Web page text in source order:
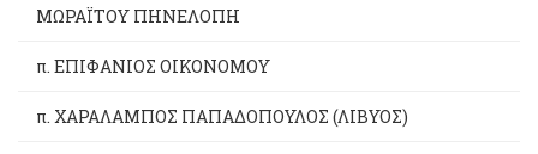
ΜΩΡΑΪΤΟΥ ΠΗΝΕΛΟΠΗ
π. ΕΠΙΦΑΝΙΟΣ ΟΙΚΟΝΟΜΟΥ
π. ΧΑΡΑΛΑΜΠΟΣ ΠΑΠΑΔΟΠΟΥΛΟΣ (ΛΙΒΥΟΣ)